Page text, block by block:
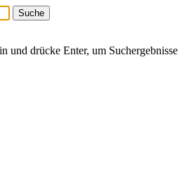
und drücke Enter, um Suchergebnisse